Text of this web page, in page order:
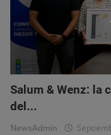
Salum & Wenz: la
del...
NewsAdmin